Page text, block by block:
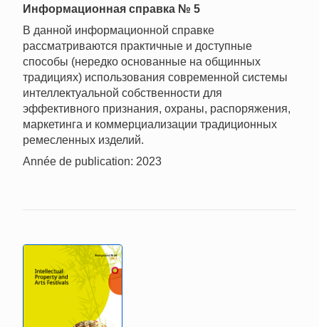
Информационная справка № 5
В данной информационной справке
рассматриваются практичные и доступные
способы (нередко основанные на общинных
традициях) использования современной системы
интеллектуальной собственности для
эффективного признания, охраны, распоряжения,
маркетинга и коммерциализации традиционных
ремесленных изделий.
Année de publication: 2023